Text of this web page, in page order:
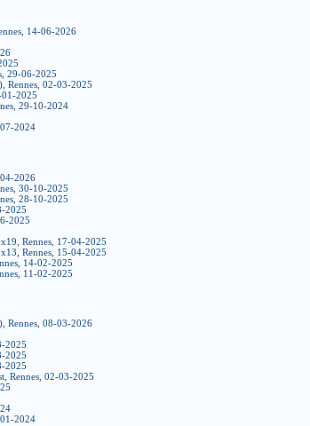
14-06-2026
29-06-2025
Rennes, 02-03-2025
01-2025
29-10-2024
2024
2026
30-10-2025
28-10-2025
2025
2025
Rennes, 17-04-2025
Rennes, 15-04-2025
14-02-2025
11-02-2025
Rennes, 08-03-2026
2025
2025
2025
Rennes, 02-03-2025
2024